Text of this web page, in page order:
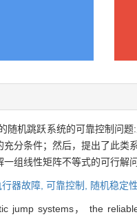
随机跳跃系统的可靠控制问
分条件；然后，提出了此
组线性矩阵不等式的可行解
行器故障, 可靠控制, 随机稳定
jump systems， the